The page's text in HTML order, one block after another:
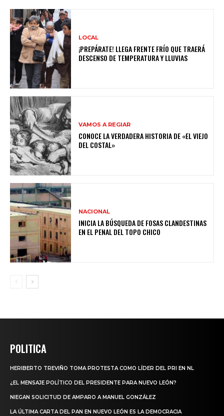
LOCAL
¡PREPÁRATE! LLEGA FRENTE FRÍO QUE TRAERÁ
DESCENSO DE TEMPERATURA Y LLUVIAS
VAMOS A REGIAR
CONOCE LA VERDADERA HISTORIA DE «EL VIEJO
DEL COSTAL»
NACIONAL
INICIA LA BÚSQUEDA DE FOSAS CLANDESTINAS
EN EL PENAL DEL TOPO CHICO
POLITICA
HERIBERTO TREVIÑO TOMA PROTESTA COMO LÍDER DEL PRI EN NL
¿EL MENSAJE POLÍTICO DEL PRESIDENTE PARA NUEVO LEÓN?
NIEGAN SOLICITUD DE AMPARO A MANUEL GONZÁLEZ
LA ÚLTIMA CARTA DEL PAN EN NUEVO LEÓN ES LA DEMOCRACIA